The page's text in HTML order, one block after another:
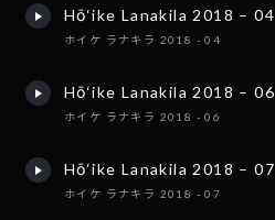
Hō‘ike Lanakila 2018 – 04
ホイケ ラナキラ 2018 - 04
Hō‘ike Lanakila 2018 – 06
ホイケ ラナキラ 2018 - 06
Hō‘ike Lanakila 2018 – 07
ホイケ ラナキラ 2018 - 07